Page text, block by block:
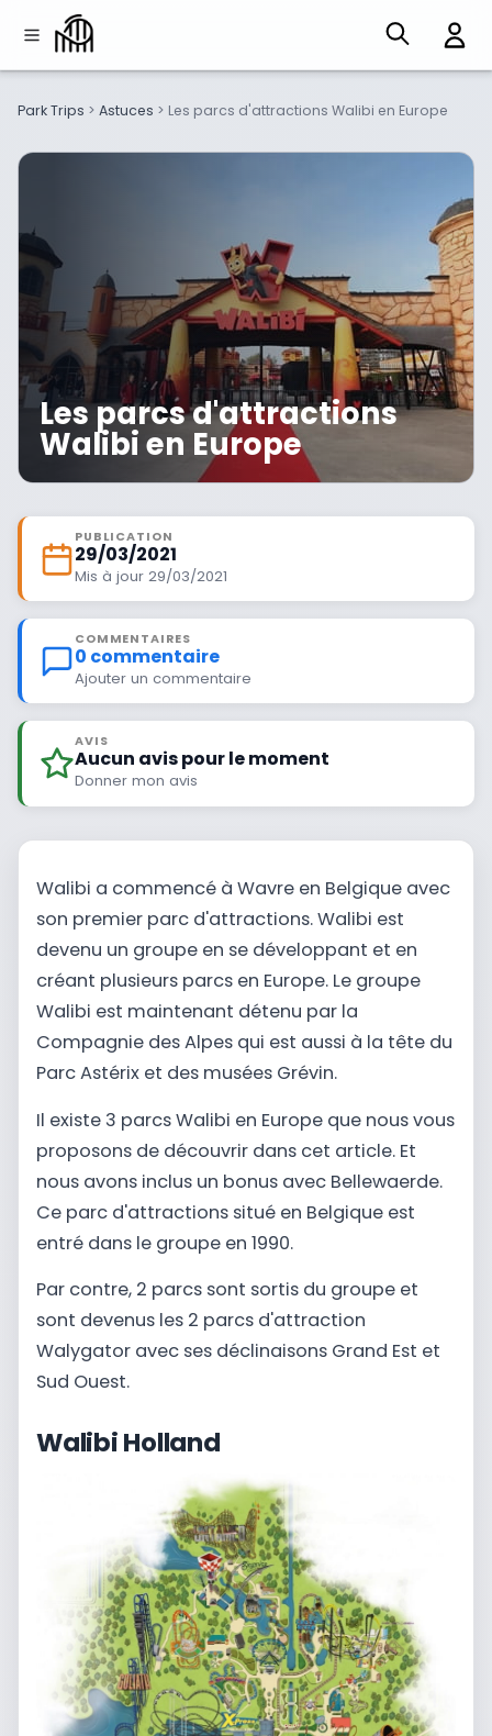
Park Trips > Astuces > Les parcs d'attractions Walibi en Europe
Les parcs d'attractions
Walibi en Europe
PUBLICATION
29/03/2021
Mis à jour 29/03/2021
COMMENTAIRES
0 commentaire
Ajouter un commentaire
AVIS
Aucun avis pour le moment
Donner mon avis
Walibi a commencé à Wavre en Belgique avec
son premier parc d'attractions. Walibi est
devenu un groupe en se développant et en
créant plusieurs parcs en Europe. Le groupe
Walibi est maintenant détenu par la
Compagnie des Alpes qui est aussi à la tête du
Parc Astérix et des musées Grévin.
Il existe 3 parcs Walibi en Europe que nous vous
proposons de découvrir dans cet article. Et
nous avons inclus un bonus avec Bellewaerde.
Ce parc d'attractions situé en Belgique est
entré dans le groupe en 1990.
Par contre, 2 parcs sont sortis du groupe et
sont devenus les 2 parcs d'attraction
Walygator avec ses déclinaisons Grand Est et
Sud Ouest.
Walibi Holland